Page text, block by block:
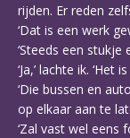
rijden. Er reden
‘Dat is een werk
‘Steeds een stukje
‘Ja,’ lachte ik. ‘Het
‘Die bussen en
op elkaar aan te
‘Zal vast wel eens